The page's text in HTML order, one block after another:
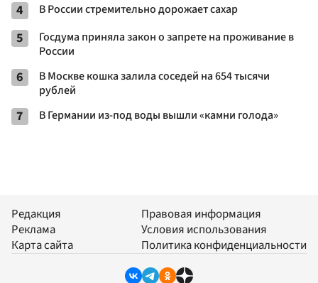
4 В России стремительно дорожает сахар
5
Госдума приняла закон о запрете на проживание в
России
6
В Москве кошка залила соседей на 654 тысячи
рублей
7 В Германии из-под воды вышли «камни голода»
Редакция
Реклама
Карта сайта
Правовая информация
Условия использования
Политика конфиденциальности